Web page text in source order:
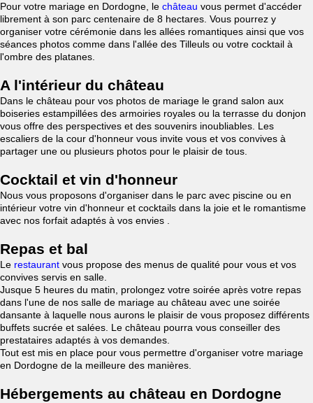
Pour votre mariage en Dordogne, le château vous permet d'accéder
librement à son parc centenaire de 8 hectares. Vous pourrez y
organiser votre cérémonie dans les allées romantiques ainsi que vos
séances photos comme dans l'allée des Tilleuls ou votre cocktail à
l'ombre des platanes.
A l'intérieur du château
Dans le château pour vos photos de mariage le grand salon aux
boiseries estampillées des armoiries royales ou la terrasse du donjon
vous offre des perspectives et des souvenirs inoubliables. Les
escaliers de la cour d'honneur vous invite vous et vos convives à
partager une ou plusieurs photos pour le plaisir de tous.
Cocktail et vin d'honneur
Nous vous proposons d'organiser dans le parc avec piscine ou en
intérieur votre vin d'honneur et cocktails dans la joie et le romantisme
avec nos forfait adaptés à vos envies .
Repas et bal
Le restaurant vous propose des menus de qualité pour vous et vos
convives servis en salle.
Jusque 5 heures du matin, prolongez votre soirée après votre repas
dans l'une de nos salle de mariage au château avec une soirée
dansante à laquelle nous aurons le plaisir de vous proposez différents
buffets sucrée et salées. Le château pourra vous conseiller des
prestataires adaptés à vos demandes.
Tout est mis en place pour vous permettre d'organiser votre mariage
en Dordogne de la meilleure des manières.
Hébergements au château en Dordogne